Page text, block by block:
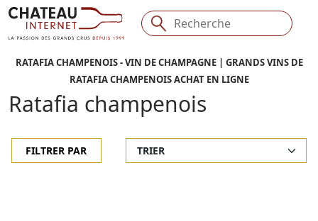
RATAFIA CHAMPENOIS - VIN DE CHAMPAGNE | GRANDS VINS DE
RATAFIA CHAMPENOIS ACHAT EN LIGNE
Ratafia champenois
FILTRER PAR